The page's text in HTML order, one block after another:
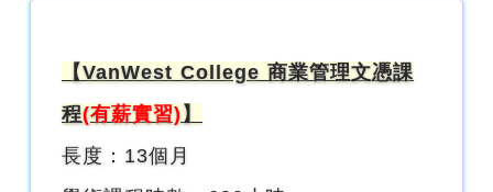
【VanWest College 商業管理文憑課
程(有薪實習) 】
長度：13個月